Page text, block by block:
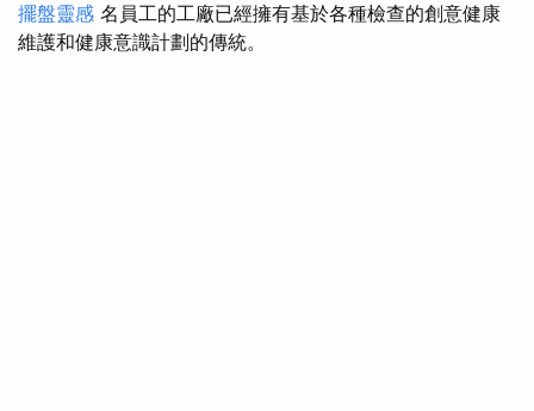
擺盤靈感 名員工的工廠已經擁有基於各種檢查的創意健康
維護和健康意識計劃的傳統。